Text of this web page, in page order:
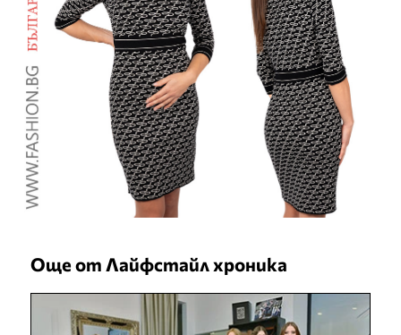
Още от Лайфстайл хроника